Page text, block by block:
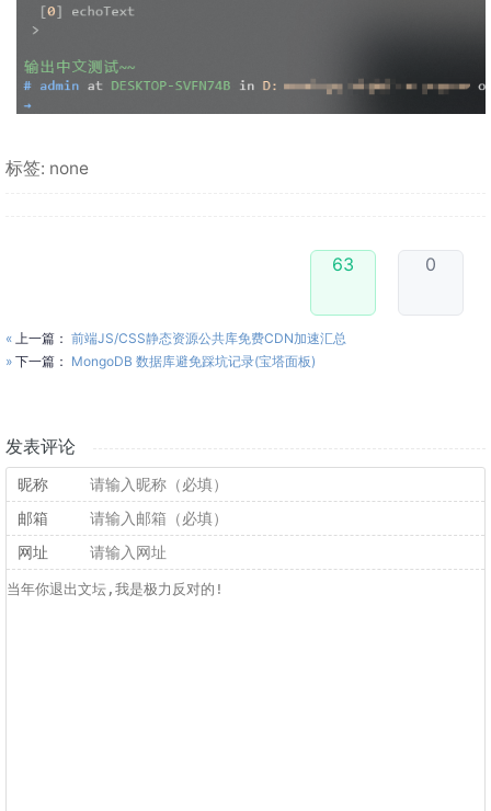
标签: none
63 0
« 上一篇： 前端JS/CSS静态资源公共库免费CDN加速汇总
» 下一篇： MongoDB 数据库避免踩坑记录(宝塔面板)
发表评论
昵称
邮箱
网址